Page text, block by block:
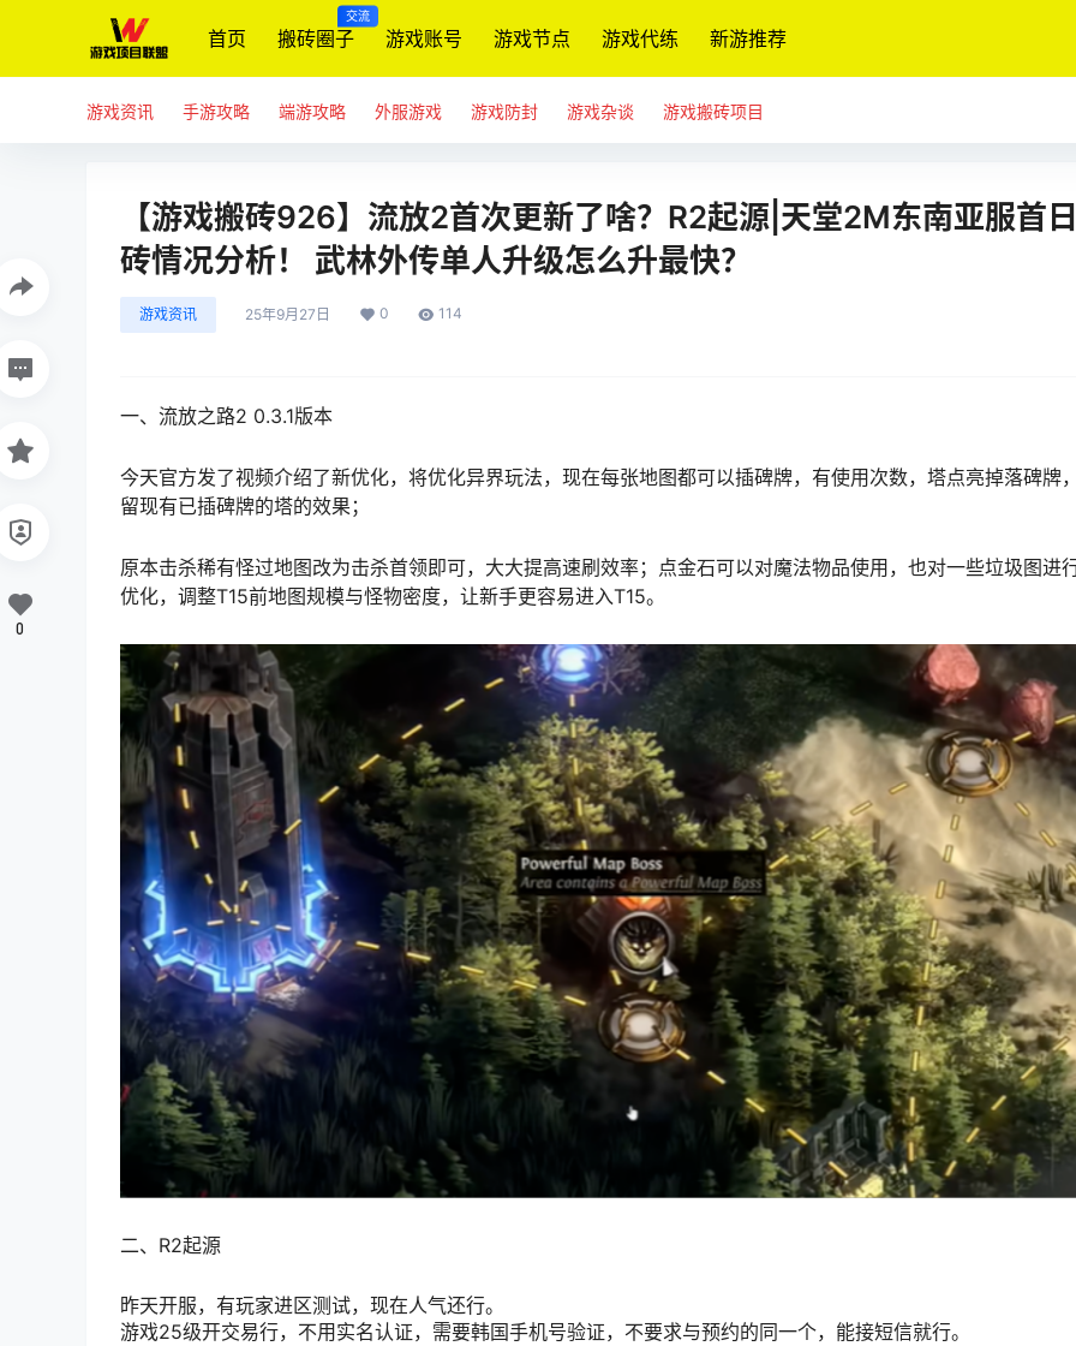
首页 搬砖圈子
交流
游戏账号 游戏节点 游戏代练 新游推荐
游戏资讯 手游攻略 端游攻略 外服游戏 游戏防封 游戏杂谈 游戏搬砖项目
【游戏搬砖926】流放2首次更新了啥？R2起源|天堂2M东南亚服首
砖情况分析！ 武林外传单人升级怎么升最快？
游戏资讯 25年9月27日 0 114
一、流放之路2 0.3.1版本
今天官方发了视频介绍了新优化，将优化异界玩法，现在每张地图都可以插碑牌，有使用次数，塔点亮掉落碑牌
留现有已插碑牌的塔的效果；
原本击杀稀有怪过地图改为击杀首领即可，大大提高速刷效率；点金石可以对魔法物品使用，也对一些垃圾图进
优化，调整T15前地图规模与怪物密度，让新手更容易进入T15。
二、R2起源
昨天开服，有玩家进区测试，现在人气还行。
游戏25级开交易行，不用实名认证，需要韩国手机号验证，不要求与预约的同一个，能接短信就行。
0